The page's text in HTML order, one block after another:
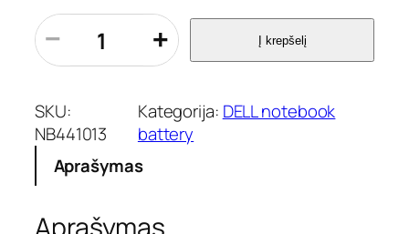
p
r
o
u
k
t
k
e
− + Į krepšelį
SKU:
NB441013
Kategorija: DELL notebook
battery
Aprašymas